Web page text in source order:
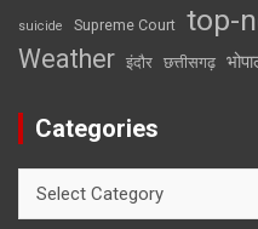
suicide Supreme Court top-
Weather इंदौर छत्तीसगढ़
Categories